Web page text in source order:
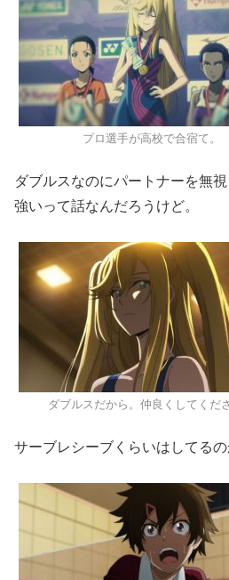
プロ選手が高校で合宿て。
ダブルスなのにパートナーを無
強いって話なんだろうけど。
ダブルスだから。仲良くしてくだ
サーブレシーブくらいはしてるの